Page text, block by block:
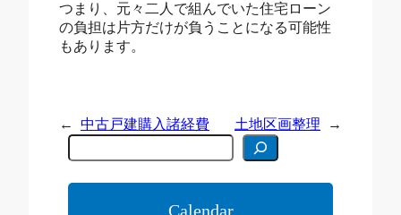
つまり、元々二人で組んでいた住宅ローン
の負担は片方だけが負うことになる可能性
もあります。
← 中古戸建購入諸経費 土地区画整理
→
C
e
c
Calendar